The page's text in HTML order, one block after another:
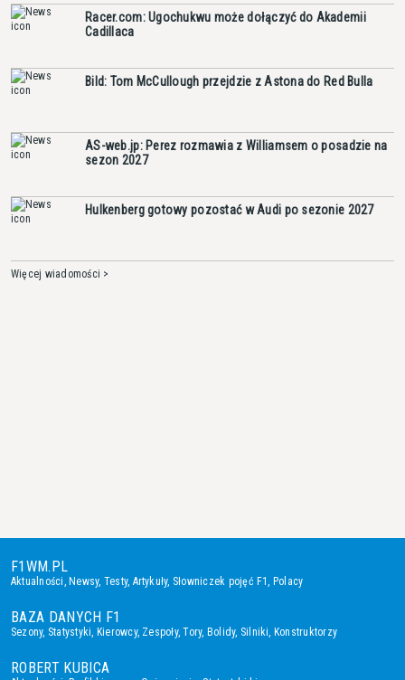
Racer.com: Ugochukwu może dołączyć do Akademii
Cadillaca
Bild: Tom McCullough przejdzie z Astona do Red Bulla
AS-web.jp: Perez rozmawia z Williamsem o posadzie na
sezon 2027
Hulkenberg gotowy pozostać w Audi po sezonie 2027
Więcej wiadomości >
F1WM.PL
Aktualności,Newsy, Testy, Artykuły, Słowniczek pojęć F1, Polacy
BAZA DANYCH F1
Sezony, Statystyki, Kierowcy, Zespoły,Tory, Bolidy, Silniki, Konstruktorzy
ROBERT KUBICA